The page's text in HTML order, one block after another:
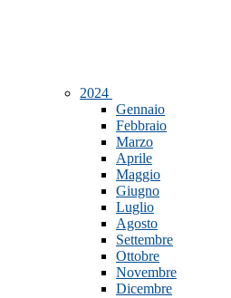
2024
Gennaio
Febbraio
Marzo
Aprile
Maggio
Giugno
Luglio
Agosto
Settembre
Ottobre
Novembre
Dicembre